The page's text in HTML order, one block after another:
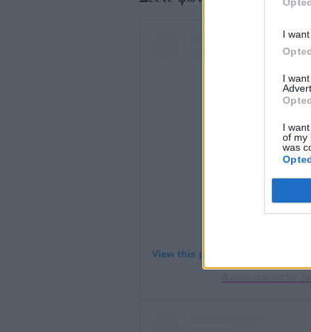
I
I
I
of my
was
View this post on Instagram